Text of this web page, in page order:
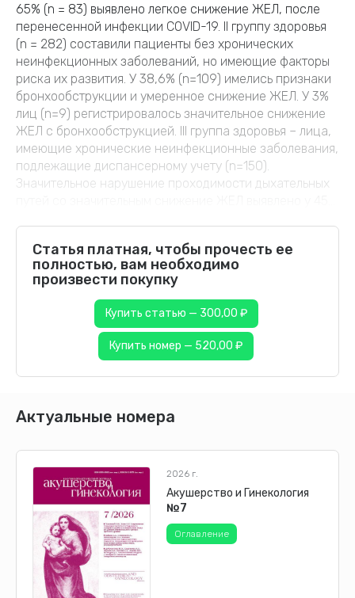
65% (n = 83) выявлено легкое снижение ЖЕЛ, после
перенесенной инфекции COVID-19. II группу здоровья
(n = 282) составили пациенты без хронических
неинфекционных заболеваний, но имеющие факторы
риска их развития. У 38,6% (n=109) имелись признаки
бронхообструкции и умеренное снижение ЖЕЛ. У 3%
лиц (n=9) регистрировалось значительное снижение
ЖЕЛ с бронхообструкцией. III группа здоровья – лица,
имеющие хронические неинфекционные заболевания,
подлежащие диспансерному учету (n=150).
Значительное нарушение проходимости дыхательных
Статья платная, чтобы прочесть ее
полностью, вам необходимо
произвести покупку
Купить статью — 300,00 ₽
Купить номер — 520,00 ₽
Актуальные номера
2026 г.
Акушерство и Гинекология
№7
Оглавление